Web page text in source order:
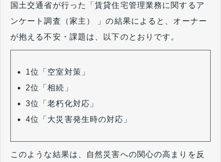
国土交通省が行った「賃貸住宅管理業務に関するア
ンケート調査（家主） 」の結果によると、オーナー
が抱える不安・課題は、以下のとおりです。
1位「空室対策」
2位「相続」
3位「老朽化対応」
4位「大災害発生時の対応」
このような結果は、自然災害への関心の高まりを反